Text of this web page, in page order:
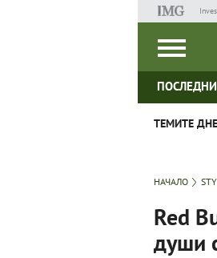
ТЕМИТЕ
НАЧАЛО
Red
души